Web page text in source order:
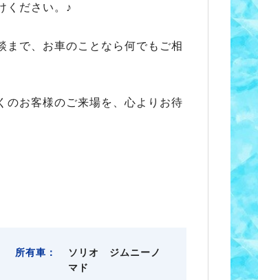
ください。♪
まで、お車のことなら何でもご相
のお客様のご来場を、心よりお待
所有車：
ソリオ ジムニーノ
マド